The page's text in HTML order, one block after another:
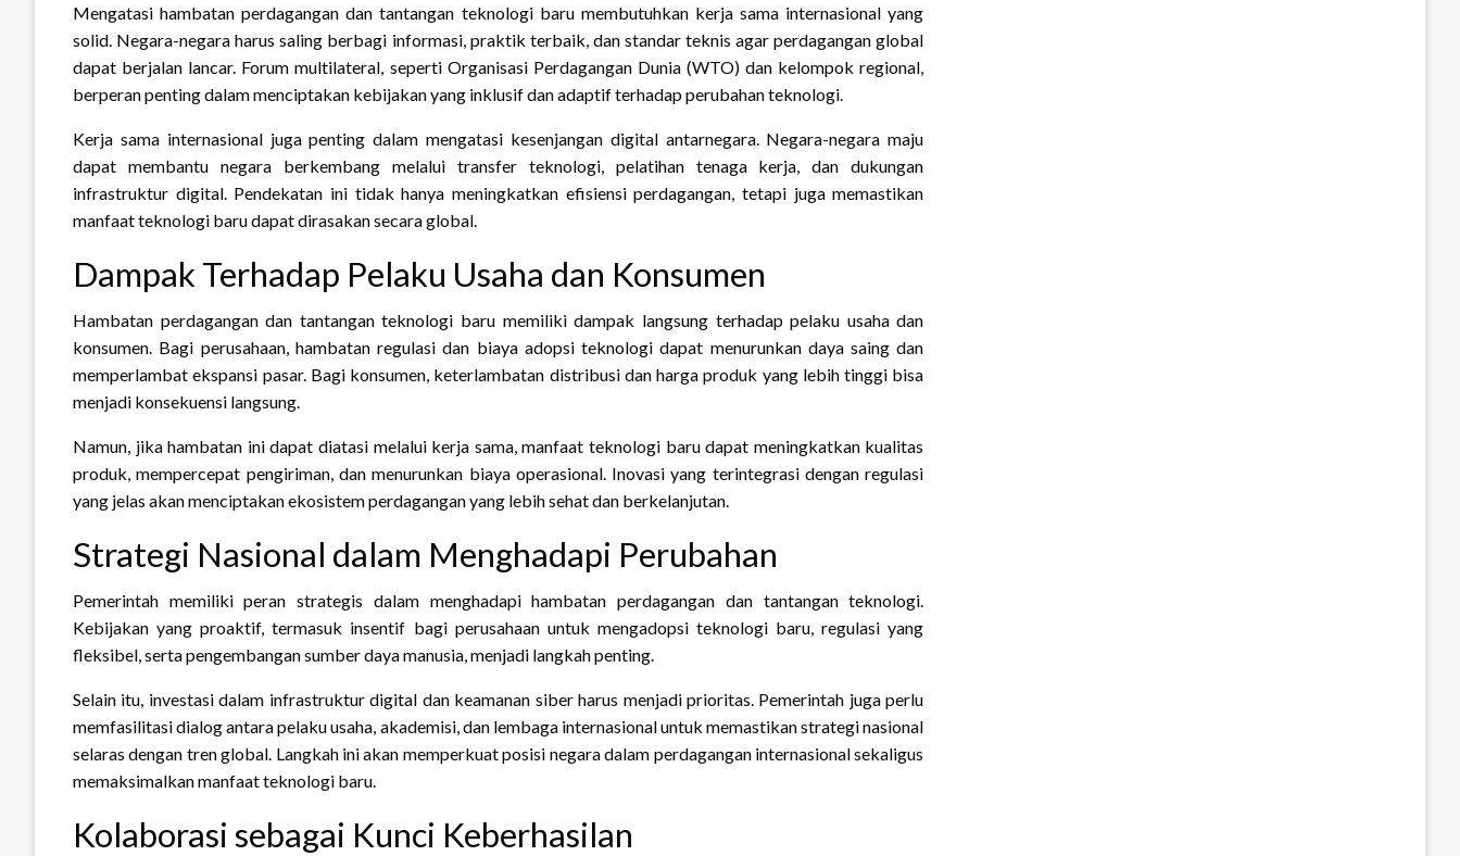
Mengatasi hambatan perdagangan dan tantangan teknologi baru membutuhkan kerja sama internasional yang
solid. Negara-negara harus saling berbagi informasi, praktik terbaik, dan standar teknis agar perdagangan global
dapat berjalan lancar. Forum multilateral, seperti Organisasi Perdagangan Dunia (WTO) dan kelompok regional,
berperan penting dalam menciptakan kebijakan yang inklusif dan adaptif terhadap perubahan teknologi.
Kerja sama internasional juga penting dalam mengatasi kesenjangan digital antarnegara. Negara-negara maju
dapat membantu negara berkembang melalui transfer teknologi, pelatihan tenaga kerja, dan dukungan
infrastruktur digital. Pendekatan ini tidak hanya meningkatkan efisiensi perdagangan, tetapi juga memastikan
manfaat teknologi baru dapat dirasakan secara global.
Dampak Terhadap Pelaku Usaha dan Konsumen
Hambatan perdagangan dan tantangan teknologi baru memiliki dampak langsung terhadap pelaku usaha dan
konsumen. Bagi perusahaan, hambatan regulasi dan biaya adopsi teknologi dapat menurunkan daya saing dan
memperlambat ekspansi pasar. Bagi konsumen, keterlambatan distribusi dan harga produk yang lebih tinggi bisa
menjadi konsekuensi langsung.
Namun, jika hambatan ini dapat diatasi melalui kerja sama, manfaat teknologi baru dapat meningkatkan kualitas
produk, mempercepat pengiriman, dan menurunkan biaya operasional. Inovasi yang terintegrasi dengan regulasi
yang jelas akan menciptakan ekosistem perdagangan yang lebih sehat dan berkelanjutan.
Strategi Nasional dalam Menghadapi Perubahan
Pemerintah memiliki peran strategis dalam menghadapi hambatan perdagangan dan tantangan teknologi.
Kebijakan yang proaktif, termasuk insentif bagi perusahaan untuk mengadopsi teknologi baru, regulasi yang
fleksibel, serta pengembangan sumber daya manusia, menjadi langkah penting.
Selain itu, investasi dalam infrastruktur digital dan keamanan siber harus menjadi prioritas. Pemerintah juga perlu
memfasilitasi dialog antara pelaku usaha, akademisi, dan lembaga internasional untuk memastikan strategi nasional
selaras dengan tren global. Langkah ini akan memperkuat posisi negara dalam perdagangan internasional sekaligus
memaksimalkan manfaat teknologi baru.
Kolaborasi sebagai Kunci Keberhasilan